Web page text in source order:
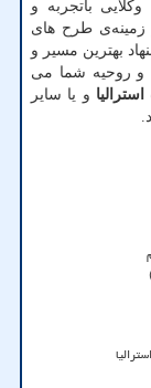
باتجربه و
زمینه‌ی طرح های
بهترین مسیر و
و روحیه شما می
و یا سایر